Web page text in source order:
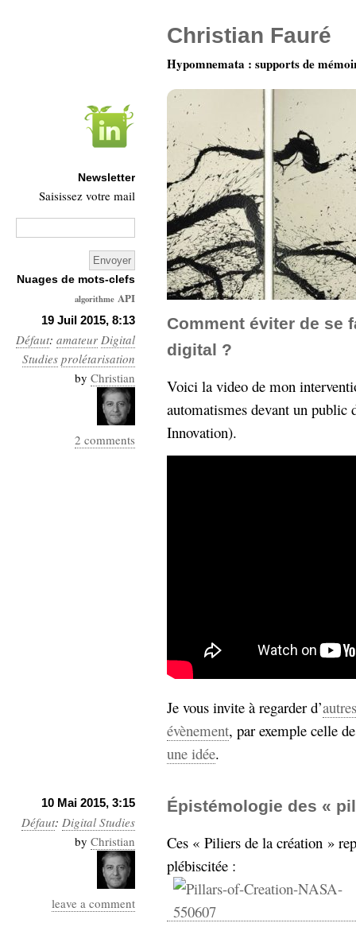
19 Juil 2015, 8:13
Défaut: amateur Digital
Studies prolétarisation
by Christian
2 comments
Comment éviter de se
digital ?
Voici la video de mon
automatismes devant un
Innovation).
Je vous invite à regarder d’
évènement, par exemple celle
une idée.
10 Mai 2015, 3:15
Défaut: Digital Studies
by Christian
leave a comment
Épistémologie des «
Ces « Piliers de la création »
plébiscitée :
Christian Fauré
Hypomnemata : supports de
Newsletter
Saisissez votre mail
Nuages de mots-clefs
algorithme API
Architecture
Ars-
Industrialis
business_model
cinéma
Cloud
mémoire ontologie
participation
Politique Probabilité
programmation projet
prolétarisation
REST
simondon